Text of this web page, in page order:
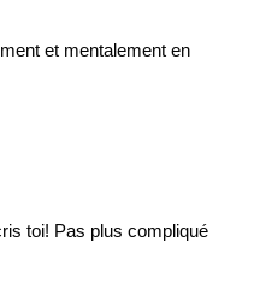
et mentalement en
toi! Pas plus compliqué